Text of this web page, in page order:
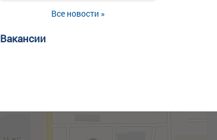
Все новости »
Вакансии